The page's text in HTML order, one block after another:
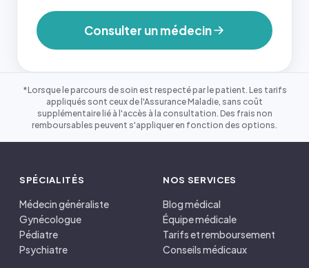
Consulter un médecin
*Lorsque le parcours de soin est respecté par le patient. Les tarifs
appliqués sont ceux de l'Assurance Maladie, sans coût
supplémentaire lié à l'accès à la consultation. Des frais non
remboursables peuvent s'appliquer en fonction des options.
SPÉCIALITÉS
Médecin généraliste
Gynécologue
Pédiatre
Psychiatre
NOS SERVICES
Blog médical
Équipe médicale
Tarifs et remboursement
Conseils médicaux